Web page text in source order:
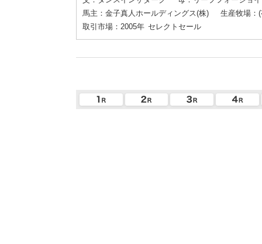
馬主：金子真人ホールディングス(株)
生産牧場：
取引市場：2005年 セレクトセール